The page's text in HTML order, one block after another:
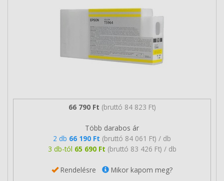
66 790 Ft (bruttó 84 823 Ft)
Több darabos ár
2 db 66 190 Ft (bruttó 84 061 Ft) / db
3 db-tól 65 690 Ft (bruttó 83 426 Ft) / db
Rendelésre Mikor kapom meg?